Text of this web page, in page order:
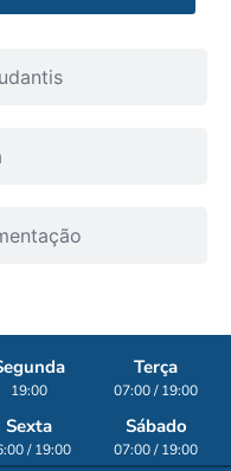
19:00
Terça
07:00 / 19:00
Sexta
/ 19:00
Sábado
07:00 / 19:00